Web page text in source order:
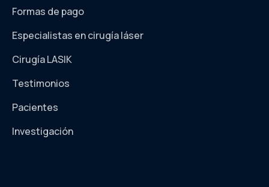
Formas de pago
Especialistas en cirugía láser
Cirugía LASIK
Testimonios
Pacientes
Investigación